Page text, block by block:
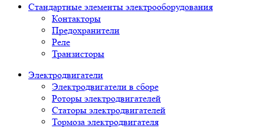
Стандартные элементы электрооборудования
Контакторы
Предохранители
Реле
Транзисторы
Электродвигатели
Электродвигатели в сборе
Роторы электродвигателей
Статоры электродвигателей
Тормоза электродвигателя